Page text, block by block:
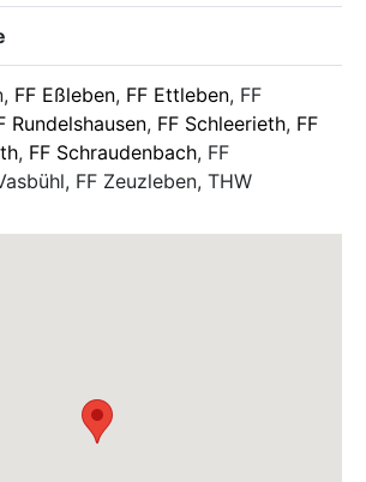
FF Eßleben, FF Ettleben, FF
Rundelshausen, FF Schleerieth, FF
, FF Schraudenbach, FF
FF Zeuzleben, THW